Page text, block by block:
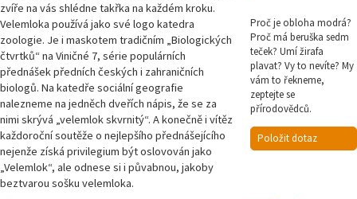
zvíře na vás shlédne takřka na každém kroku.
Velemloka používá jako své logo katedra
zoologie. Je i maskotem tradičním „Biologických
čtvrtků“ na Viničné 7, série populárních
přednášek předních českých i zahraničních
biologů. Na katedře sociální geografie
nalezneme na jedněch dveřích nápis, že se za
nimi skrývá „velemlok skvrnitý“. A konečně i vítěz
každoroční soutěže o nejlepšího přednášejícího
nejenže získá privilegium být oslovován jako
„Velemlok“, ale odnese si i půvabnou, jakoby
beztvarou sošku velemloka.
Proč je obloha modrá?
Proč má beruška sedm
teček? Umí žirafa
plavat? Vy to nevíte? My
vám to řekneme,
zeptejte se
přírodovědců.
Položit dotaz